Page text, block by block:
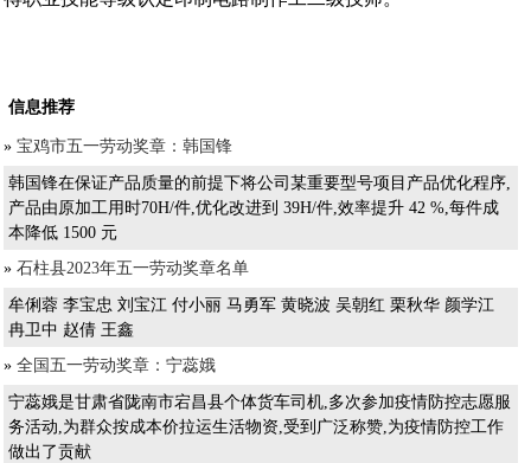
信息推荐
» 宝鸡市五一劳动奖章：韩国锋
韩国锋在保证产品质量的前提下将公司某重要型号项目产品优化程序,
产品由原加工用时70H/件,优化改进到 39H/件,效率提升 42 %,每件成
本降低 1500 元
» 石柱县2023年五一劳动奖章名单
牟俐蓉 李宝忠 刘宝江 付小丽 马勇军 黄晓波 吴朝红 栗秋华 颜学江
冉卫中 赵倩 王鑫
» 全国五一劳动奖章：宁蕊娥
宁蕊娥是甘肃省陇南市宕昌县个体货车司机,多次参加疫情防控志愿服
务活动,为群众按成本价拉运生活物资,受到广泛称赞,为疫情防控工作
做出了贡献